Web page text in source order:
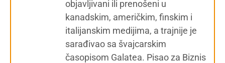
objavljivani ili prenošeni u
kanadskim, američkim, finskim i
italijanskim medijima, a trajnije je
sarađivao sa švajcarskim
časopisom Galatea. Pisao za Biznis